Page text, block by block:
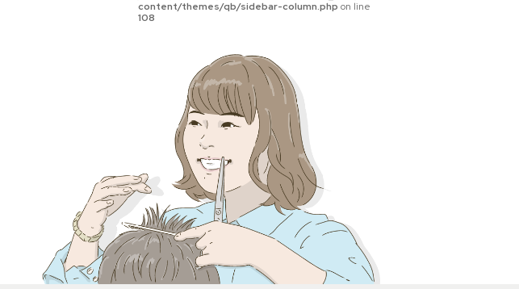
content/themes/qb/sidebar-column.php on line
108